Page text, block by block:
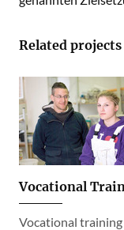
Related projects
Vocational
Vocational training